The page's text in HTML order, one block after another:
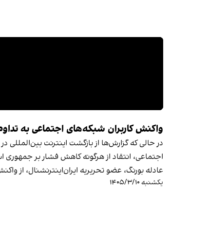
واکنش کاربران شبکه‌های اجتماعی به
در حالی که گزارش‌ها از بازگشت اینترنت
اجتماعی، انتقاد از هرگونه کاهش فشار بر جمهوری
عادله بورنگ، عضو تحریریه ایران‌اینترنشنال، از
یکشنبه ۱۴۰۵/۳/۱۰